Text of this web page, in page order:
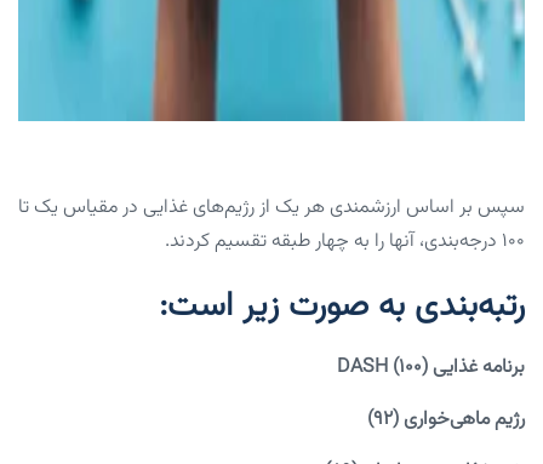
سپس بر اساس ارزشمندی هر یک از رژیم‌های غذایی در مقیاس یک تا
۱۰۰ درجه‌بندی، آنها را به چهار طبقه تقسیم کردند.
رتبه‌بندی به صورت زیر است:
برنامه غذایی DASH (۱۰۰)
رژیم ماهی‌خواری (۹۲)